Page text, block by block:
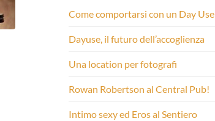
Come comportarsi con un Day Use
Dayuse, il futuro dell’accoglienza
Una location per fotografi
Rowan Robertson al Central Pub!
Intimo sexy ed Eros al Sentiero